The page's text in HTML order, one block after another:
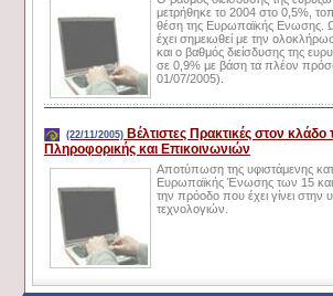
μετρήθηκε το 2004 στο 0,5%,
θέση της Ευρωπαϊκής Ενωσης.
έχει σημειωθεί με την
και ο βαθμός διείσδυσης της
σε 0,9% με βάση τα πλέον
01/07/2005).
(22/11/2005) Βέλτιστες Πρακτικές στον
Πληροφορικής και Επικοινωνιών
Αποτύπωση της υφιστάμενης
Ευρωπαϊκής Ένωσης των 15 και
την πρόοδο που έχει γίνει στην
τεχνολογιών.